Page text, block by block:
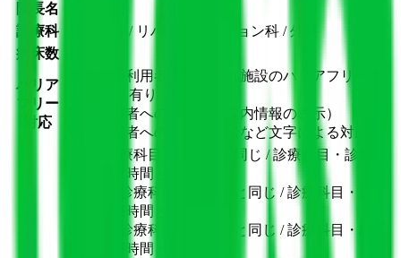
院長名
診療科
整形外科 / リハビリテーション科 / 外科
病床数
バリア
フリー
対応
車椅子等利用者への配慮（施設のバリアフリー化
の実施） 有り
聴覚障害者への配慮（施設内情報の表示）
聴覚障害者への配慮（筆談など文字による対応）
英語 (診療科目・診療日と同じ / 診療科目・診療
日・診療時間と同じ)
広東語 (診療科目・診療日と同じ / 診療科目・診療
日・診療時間と同じ)
北京語 (診療科目・診療日と同じ / 診療科目・診療
日・診療時間と同じ)